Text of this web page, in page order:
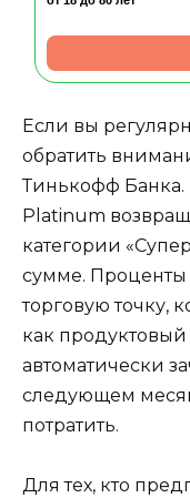
Если вы
обратить
Тинькофф Банка.
Platinum
категории
сумме.
торговую точку,
как
автоматически
следующем
потратить.
Для тех, кто